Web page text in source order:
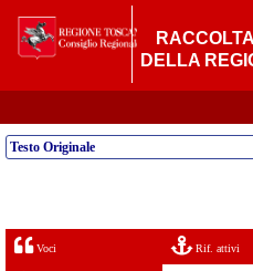
DELLA
Testo Originale
Voci Rif. attivi